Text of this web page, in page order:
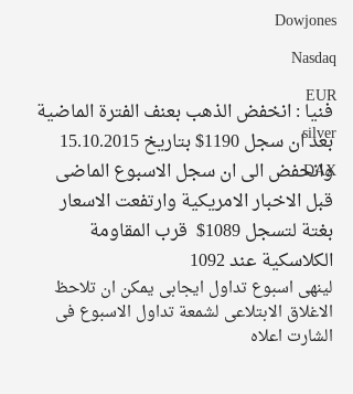
Dowjones
Nasdaq
EUR
silver
DAX
فنيا : انخفض الذهب بعنف الفترة الماضية
وانحفض الى ان سجل الاسبوع الماضى
قبل الاخبار الامريكية وارتفعت الاسعار
بغتة لتسجل 1089$  قرب المقاومة
الكلاسكية عند 1092
لينهى اسبوع تداول ايجابى يمكن ان تلاحظ
الاغلاق الابتلاعى لشمعة تداول الاسبوع فى
الشارت اعلاه